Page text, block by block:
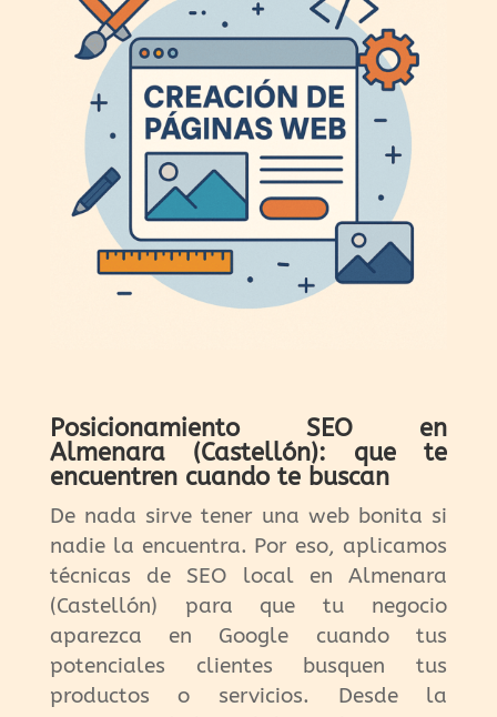
Posicionamiento SEO en
Almenara (Castellón): que te
encuentren cuando te buscan
De nada sirve tener una web bonita si
nadie la encuentra. Por eso, aplicamos
técnicas de SEO local en Almenara
(Castellón) para que tu negocio
aparezca en Google cuando tus
potenciales clientes busquen tus
productos o servicios. Desde la